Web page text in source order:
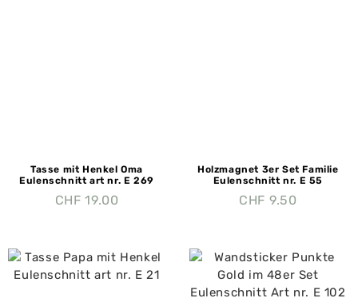
Tasse mit Henkel Oma
Eulenschnitt art nr. E 269
CHF 19.00
Holzmagnet 3er Set Familie
Eulenschnitt nr. E 55
CHF 9.50